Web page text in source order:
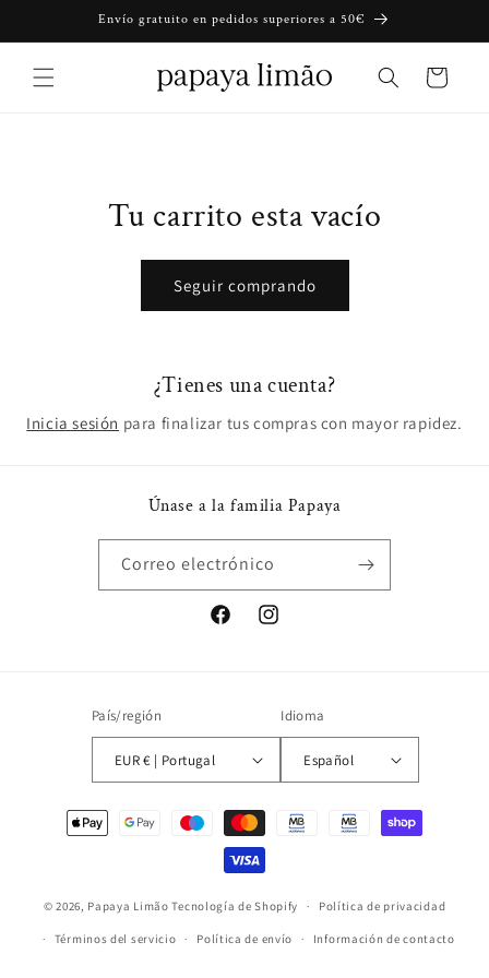
directamente
al contenido
Envío gratuito en pedidos superiores a 50€
Carrito
Tu carrito esta vacío
Seguir comprando
¿Tienes una cuenta?
Inicia sesión para finalizar tus compras con mayor rapidez.
Únase a la familia Papaya
Correo electrónico
FacebookInstagram
País/región
EUR € | Portugal
Idioma
Español
Formas
© 2026, Papaya Limão Tecnología de Shopify Política de privacidad
Términos del servicio Política de envío Información de contacto